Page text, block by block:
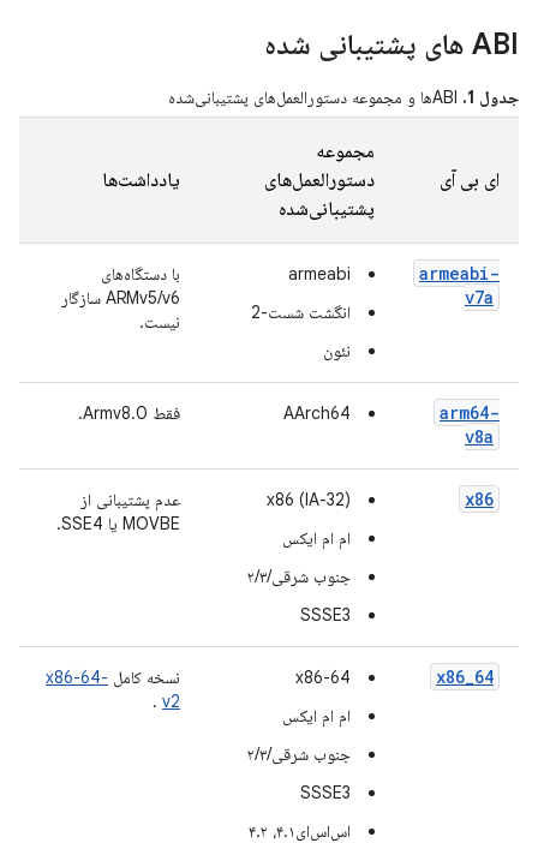
ABI های پشتیبانی شده
جدول 1.
ای بی آی
مجموعه
دستورالعمل‌های
پشتیبانی‌شده
یادداشت‌ها
armeabi-
v7a
armeabi
انگشت شست-2
نئون
با دستگاه‌های
ARMv5/v6 سازگار
نیست.
arm64-
v8a
AArch64 فقط Armv8.0.
x86
x86 (IA-32)
ام ام ایکس
جنوب شرقی/۲/۳
SSSE3
عدم پشتیبانی از
MOVBE یا SSE4.
x86_64
x86-64
ام ام ایکس
جنوب شرقی/۲/۳
SSSE3
اس‌اس‌ای۴.۱، ۴.۲
نسخه کامل x86-64-
v2
.